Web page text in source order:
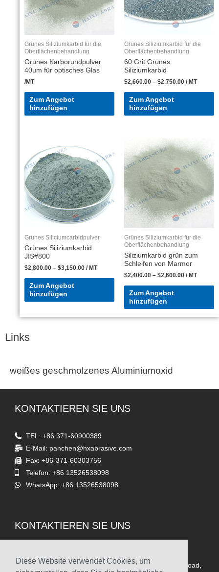
Diese Website verwendet Cookies, um
Grünes Siliziumkarbid für die
Oberflächenbehandlung
Grünes Karborundpulver
40um für optisches Glas
/MT
Zum Angebot
hinzufügen
Grünes Siliziumkarbid für die
Oberflächenbehandlung
60 Grit Grünes
Siliziumkarbid
$2,660.00 – $2,750.00 / MT
Zum Angebot
hinzufügen
Grünes Siliciumcarbidpulver
Grünes Siliziumkarbid
JIS#800
$2,800.00 – $3,150.00 / MT
Zum Angebot
hinzufügen
Grünes Siliziumkarbid für die
Oberflächenbehandlung
Siliziumkarbid grün zum
Schleifen von Marmor
$2,400.00 – $2,600.00 / MT
Zum Angebot
hinzufügen
Links
weißes geschmolzenes Aluminiumoxid
KONTAKTIEREN SIE UNS
TEL: +86 371-60900389
E-Mail: panchen@hxabrasive.com
Fax: +86-371-60303756
Telefon: +86 13526538098
WhatsApp: +86 13526538098
KONTAKTIEREN SIE UNS
Zimmer 1903, Yaxing Times Square, Songshan South Road,